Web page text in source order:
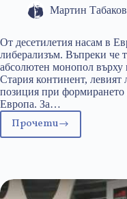
Мартин Табаков
От десетилетия насам в
либерализъм. Въпреки че
абсолютен монопол върху
Стария континент,
позиция при формирането
Европа. За…
ПрочетиЧетвъртият
либерализъм